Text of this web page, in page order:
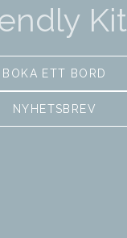
BOKA ETT BORD
NYHETSBREV